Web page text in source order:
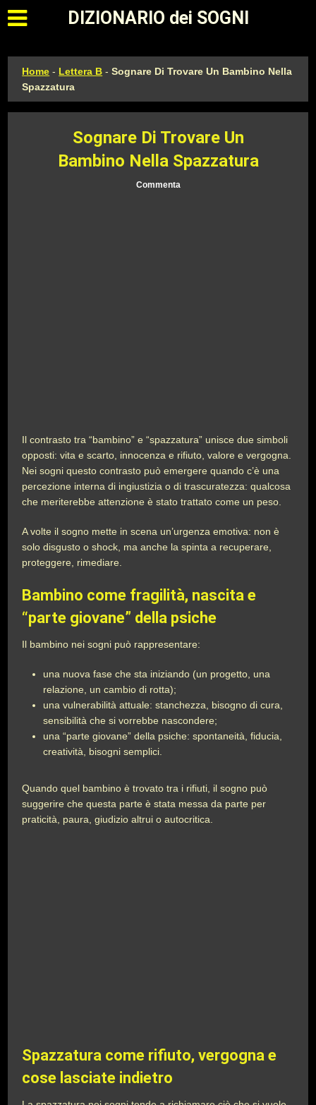
Apri il menu principale
DIZIONARIO dei SOGNI
Home - Lettera B -Sognare Di Trovare Un Bambino Nella
Spazzatura
Sognare Di Trovare Un
Bambino Nella Spazzatura
Commenta
Il contrasto tra “bambino” e “spazzatura” unisce due simboli
opposti: vita e scarto, innocenza e rifiuto, valore e vergogna.
Nei sogni questo contrasto può emergere quando c’è una
percezione interna di ingiustizia o di trascuratezza: qualcosa
che meriterebbe attenzione è stato trattato come un peso.
A volte il sogno mette in scena un’urgenza emotiva: non è
solo disgusto o shock, ma anche la spinta a recuperare,
proteggere, rimediare.
Bambino come fragilità, nascita e
“parte giovane” della psiche
Il bambino nei sogni può rappresentare:
una nuova fase che sta iniziando (un progetto, una
relazione, un cambio di rotta);
una vulnerabilità attuale: stanchezza, bisogno di cura,
sensibilità che si vorrebbe nascondere;
una “parte giovane” della psiche: spontaneità, fiducia,
creatività, bisogni semplici.
Quando quel bambino è trovato tra i rifiuti, il sogno può
suggerire che questa parte è stata messa da parte per
praticità, paura, giudizio altrui o autocritica.
Spazzatura come rifiuto, vergogna e
cose lasciate indietro